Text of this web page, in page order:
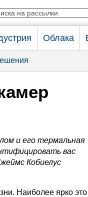
Облака
и его термальная
вас
Кобиелус
Наиболее ярко это